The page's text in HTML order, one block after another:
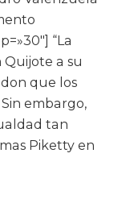
“La
Quijote a su
que los
embargo,
tan
Piketty en